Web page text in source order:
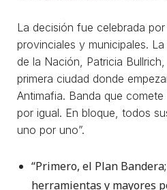
La decisión fue celebrada
provinciales y municipales.
de la Nación, Patricia
primera ciudad donde
Antimafia. Banda que
por igual. En bloque, todos
uno por uno”.
“Primero, el Plan
herramientas y mayores